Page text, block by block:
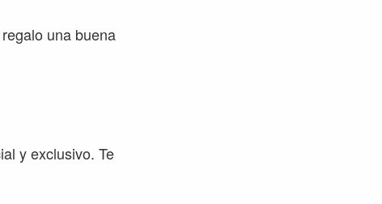
una buena
y exclusivo. Te